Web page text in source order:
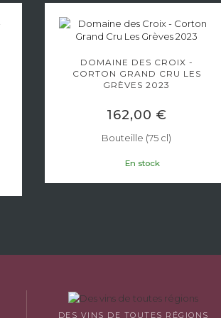
DOMAINE DES CROIX -
CORTON GRAND CRU LES
GRÈVES 2023
162,00 €
Bouteille (75 cl)
En stock
DES VINS DE TOUTES RÉGIONS